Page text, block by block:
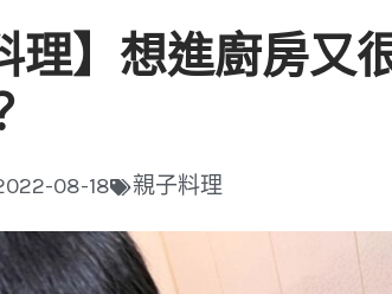
理】想進廚房又
08-18 親子料理